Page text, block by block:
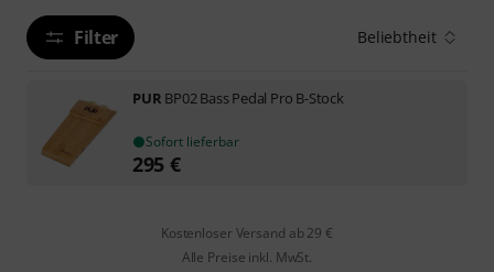
Filter Beliebtheit
PUR BP02 Bass Pedal Pro B-Stock
Sofort lieferbar
295 €
Kostenloser Versand ab 29 €
Alle Preise inkl. MwSt.